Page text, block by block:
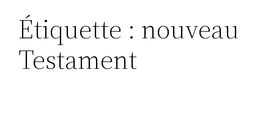
Étiquette : nouveau
Testament